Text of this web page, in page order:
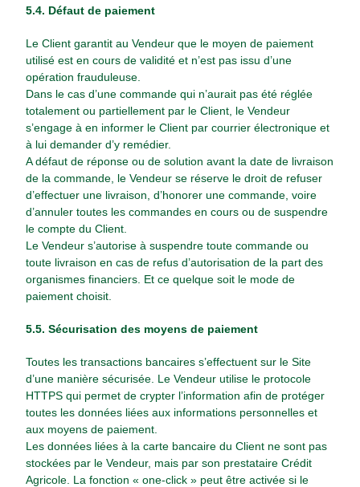
5.4. Défaut de paiement
Le Client garantit au Vendeur que le moyen de paiement
utilisé est en cours de validité et n’est pas issu d’une
opération frauduleuse.
Dans le cas d’une commande qui n’aurait pas été réglée
totalement ou partiellement par le Client, le Vendeur
s’engage à en informer le Client par courrier électronique et
à lui demander d’y remédier.
A défaut de réponse ou de solution avant la date de livraison
de la commande, le Vendeur se réserve le droit de refuser
d’effectuer une livraison, d’honorer une commande, voire
d’annuler toutes les commandes en cours ou de suspendre
le compte du Client.
Le Vendeur s’autorise à suspendre toute commande ou
toute livraison en cas de refus d’autorisation de la part des
organismes financiers. Et ce quelque soit le mode de
paiement choisit.
5.5. Sécurisation des moyens de paiement
Toutes les transactions bancaires s’effectuent sur le Site
d’une manière sécurisée. Le Vendeur utilise le protocole
HTTPS qui permet de crypter l’information afin de protéger
toutes les données liées aux informations personnelles et
aux moyens de paiement.
Les données liées à la carte bancaire du Client ne sont pas
stockées par le Vendeur, mais par son prestataire Crédit
Agricole. La fonction « one-click » peut être activée si le